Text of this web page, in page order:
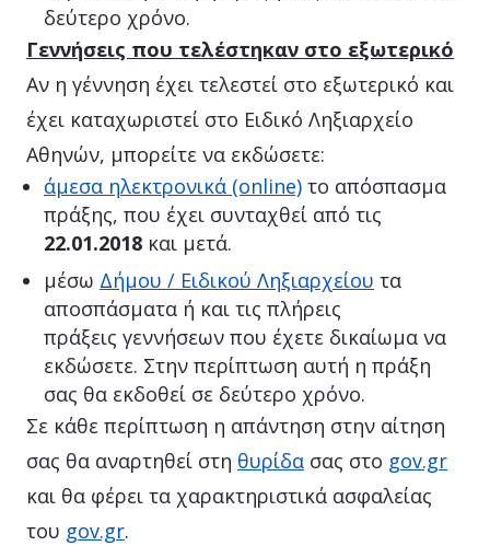
δεύτερο χρόνο.
Γεννήσεις που τελέστηκαν στο εξωτερικό
Αν η γέννηση έχει τελεστεί στο εξωτερικό και
έχει καταχωριστεί στο Ειδικό Ληξιαρχείο
Αθηνών, μπορείτε να εκδώσετε:
άμεσα ηλεκτρονικά (online) το απόσπασμα
πράξης, που έχει συνταχθεί από τις
22.01.2018 και μετά.
μέσω Δήμου / Ειδικού Ληξιαρχείου τα
αποσπάσματα ή και τις πλήρεις
πράξεις γεννήσεων που έχετε δικαίωμα να
εκδώσετε. Στην περίπτωση αυτή η πράξη
σας θα εκδοθεί σε δεύτερο χρόνο.
Σε κάθε περίπτωση η απάντηση στην αίτηση
σας θα αναρτηθεί στη θυρίδα σας στο gov.gr
και θα φέρει τα χαρακτηριστικά ασφαλείας
του gov.gr.